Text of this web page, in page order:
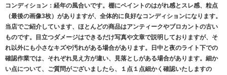
コンディション：経年の風合いです。棚にペイントのはがれ感とスレ感、粒点
（最後の画像3枚）がありますが、全体的に良好なコンディションになります。
当店でご紹介しています、ほとんどの商品はアンティークやブロカントの古い
ものです。目立つダメージはできるだけ写真や文章で説明しておりますが、そ
れ以外にも小さなキズや汚れがある場合があります。日中と夜のライト下での
確認作業では、それぞれ見え方が違い、見落としがある場合があります。細か
い点について、ご質問がございましたら、１点１点細かく確認いたしますの